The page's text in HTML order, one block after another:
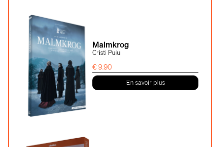
Malmkrog
Cristi Puiu
€9.90
En savoir plus